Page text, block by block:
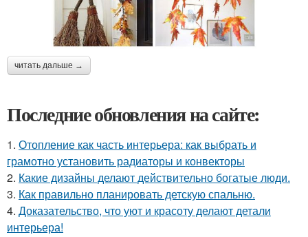
читать дальше →
Последние обновления на сайте:
1. Отопление как часть интерьера: как выбрать и
грамотно установить радиаторы и конвекторы
2. Какие дизайны делают действительно богатые люди.
3. Как правильно планировать детскую спальню.
4. Доказательство, что уют и красоту делают детали
интерьера!